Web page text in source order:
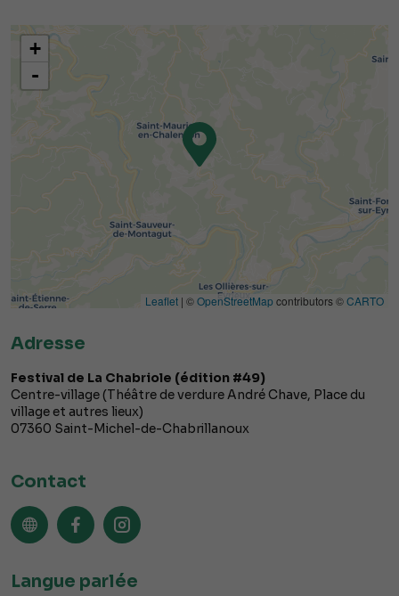
+
-
Leaflet | ©OpenStreetMap contributors ©CARTO
Adresse
Festival de La Chabriole (édition #49)
Centre-village (Théâtre de verdure André Chave, Place du
village et autres lieux)
07360 Saint-Michel-de-Chabrillanoux
Contact
Langue parlée